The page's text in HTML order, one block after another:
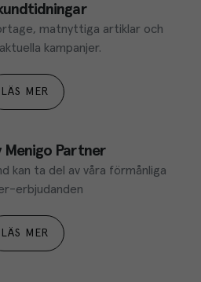
matnyttiga artiklar och
kampanjer.
LÄS MER
Menigo Partner
kan ta del av våra förmånliga
erbjudanden
LÄS MER